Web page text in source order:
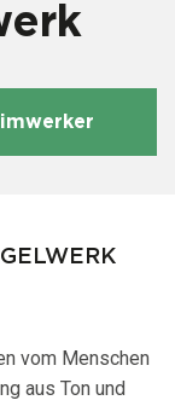
vom Menschen
aus Ton und